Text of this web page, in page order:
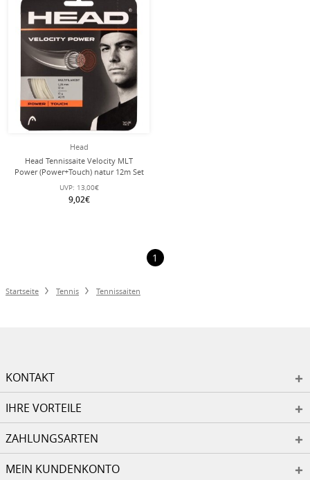
Head
Head Tennissaite Velocity MLT
Power (Power+Touch) natur 12m Set
UVP: 13,00€
9,02€
1
Startseite Tennis Tennissaiten
KONTAKT
IHRE VORTEILE
ZAHLUNGSARTEN
MEIN KUNDENKONTO